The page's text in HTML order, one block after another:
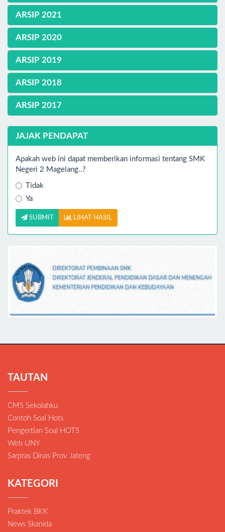
ARSIP 2021
ARSIP 2020
ARSIP 2019
ARSIP 2018
ARSIP 2017
JAJAK PENDAPAT
Apakah web ini dapat memberikan informasi tentang SMK
Negeri 2 Magelang..?
Tidak
Ya
SUBMIT LIHAT HASIL
TAUTAN
CMS Sekolahku
Contoh Soal Hots
Pengertian Soal HOTS
Web UNY
Sarpras Dinas Prov Jateng
KATEGORI
Praktek BKK
News Skanida